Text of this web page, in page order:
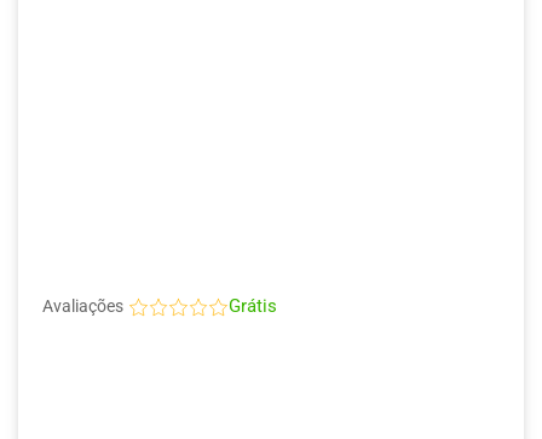
Avaliações Grátis